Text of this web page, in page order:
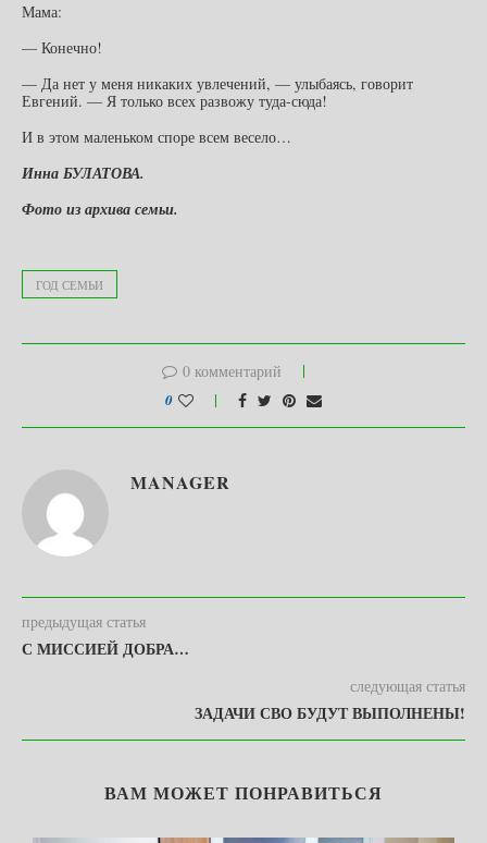
Мама:
— Конечно!
— Да нет у меня никаких увлечений, — улыбаясь, говорит
Евгений. — Я только всех развожу туда-сюда!
И в этом маленьком споре всем весело…
Инна БУЛАТОВА.
Фото из архива семьи.
ГОД СЕМЬИ
0 комментарий
0
MANAGER
предыдущая статья
С МИССИЕЙ ДОБРА…
следующая статья
ЗАДАЧИ СВО БУДУТ ВЫПОЛНЕНЫ!
ВАМ МОЖЕТ ПОНРАВИТЬСЯ